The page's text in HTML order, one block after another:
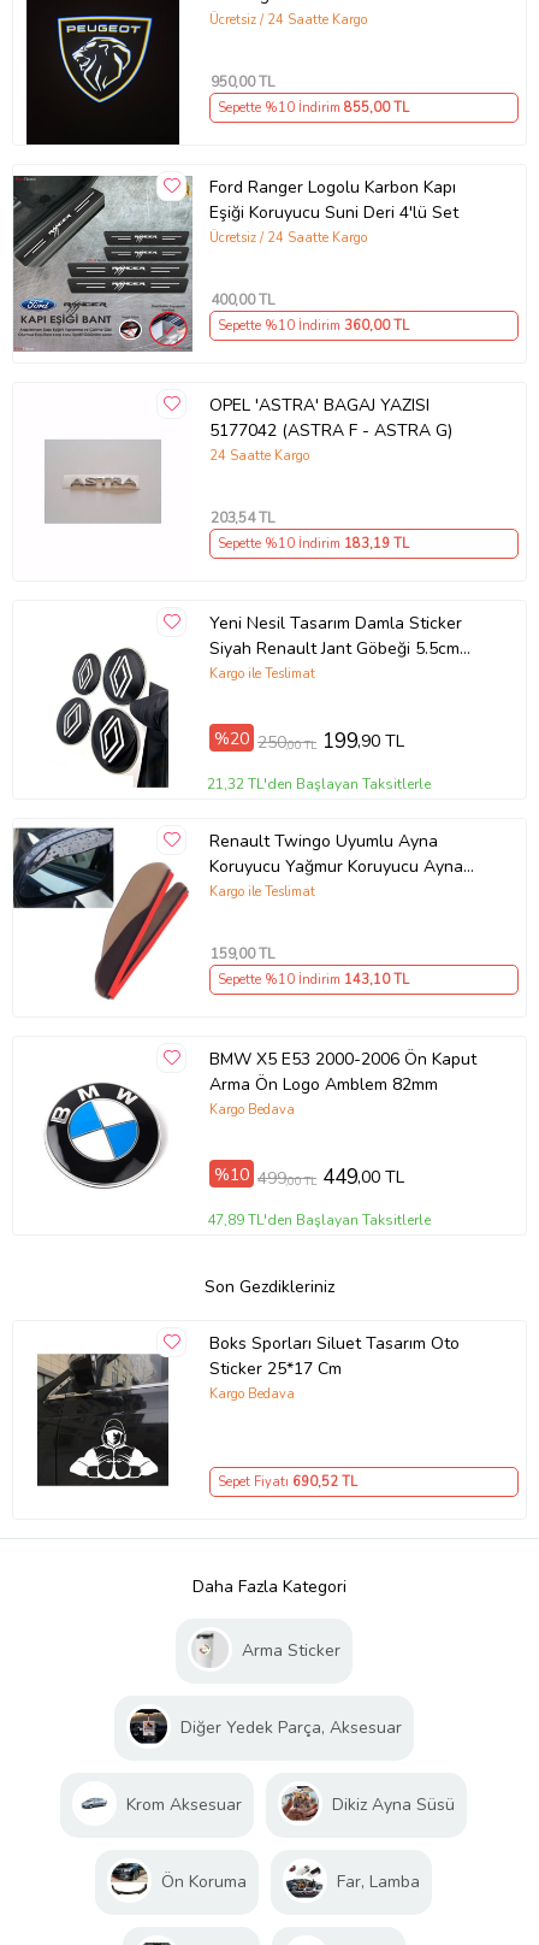
Nesil 2 ADET
Ücretsiz / 24 Saatte Kargo
950,00 TL
Sepette %10 İndirim 855,00 TL
Ford Ranger Logolu Karbon Kapı
Eşiği Koruyucu Suni Deri 4'lü Set
Ücretsiz / 24 Saatte Kargo
400,00 TL
Sepette %10 İndirim 360,00 TL
OPEL 'ASTRA' BAGAJ YAZISI
5177042 (ASTRA F - ASTRA G)
24 Saatte Kargo
203,54 TL
Sepette %10 İndirim 183,19 TL
Yeni Nesil Tasarım Damla Sticker
Siyah Renault Jant Göbeği 5.5cm
Uyumlu
Kargo ile Teslimat
%20 250,00 TL 199,90 TL
21,32 TL'den Başlayan Taksitlerle
Renault Twingo Uyumlu Ayna
Koruyucu Yağmur Koruyucu Ayna
Rüzgarlığı 2 li Takım - Ücretsiz Kargo
Kargo ile Teslimat
159,00 TL
Sepette %10 İndirim 143,10 TL
BMW X5 E53 2000-2006 Ön Kaput
Arma Ön Logo Amblem 82mm
Kargo Bedava
%10 499,00 TL 449,00 TL
47,89 TL'den Başlayan Taksitlerle
Son Gezdikleriniz
Boks Sporları Siluet Tasarım Oto
Sticker 25*17 Cm
Kargo Bedava
Sepet Fiyatı 690,52 TL
Daha Fazla Kategori
Arma Sticker
Diğer Yedek Parça, Aksesuar
Krom Aksesuar Dikiz Ayna Süsü
Ön Koruma Far, Lamba